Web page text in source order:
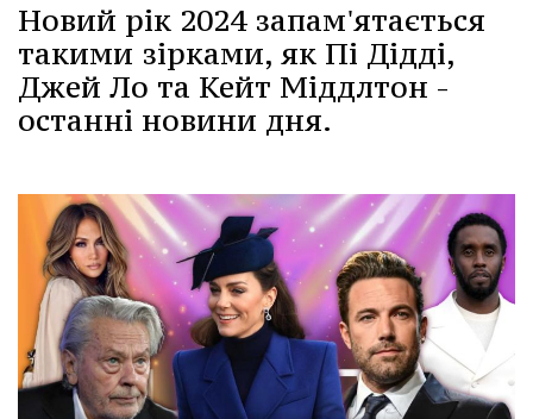
Новий рік 2024 запам'ятається
такими зірками, як Пі Дідді,
Джей Ло та Кейт Міддлтон -
останні новини дня.